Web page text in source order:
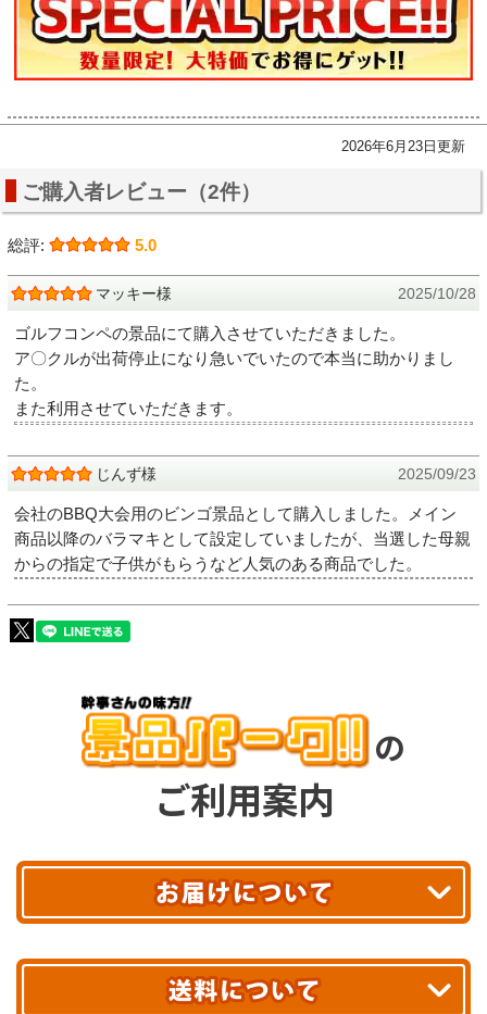
2026年6月23日更新
ご購入者レビュー（2件）
総評: 5.0
マッキー様 2025/10/28
ゴルフコンペの景品にて購入させていただきました。
ア〇クルが出荷停止になり急いでいたので本当に助かりまし
た。
また利用させていただきます。
じんず様 2025/09/23
会社のBBQ大会用のビンゴ景品として購入しました。メイン
商品以降のバラマキとして設定していましたが、当選した母親
からの指定で子供がもらうなど人気のある商品でした。
の
ご利用案内
最短翌日お届け!